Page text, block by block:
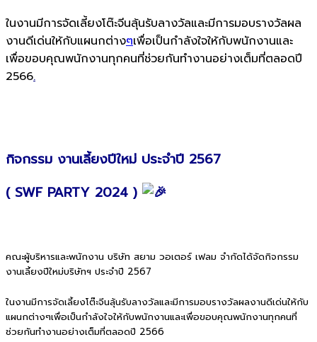
ในงานมีการจัดเลี้ยงโต๊ะจีนลุ้นรับลางวัลและมีการมอบรางวัลผล
งานดีเด่นให้กับแผนกต่างๆเพื่อเป็นกำลังใจให้กับพนักงานและ
เพื่อขอบคุณพนักงานทุกคนที่ช่วยกันทำงานอย่างเต็มที่ตลอดปี
2566.
กิจกรรม งานเลี้ยงปีใหม่ ประจำปี 2567
( SWF PARTY 2024 )
คณะผู้บริหารและพนักงาน บริษัท สยาม วอเตอร์ เฟลม จำกัดได้จัดกิจกรรม
งานเลี้ยงปีใหม่บริษัทฯ ประจำปี 2567
ในงานมีการจัดเลี้ยงโต๊ะจีนลุ้นรับลางวัลและมีการมอบรางวัลผลงานดีเด่นให้กับ
แผนกต่างๆเพื่อเป็นกำลังใจให้กับพนักงานและเพื่อขอบคุณพนักงานทุกคนที่
ช่วยกันทำงานอย่างเต็มที่ตลอดปี 2566